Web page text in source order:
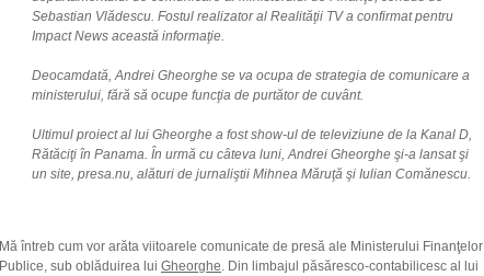
Sebastian Vlădescu. Fostul realizator al Realităţii TV a confirmat pentru
Impact News această informaţie.
Deocamdată, Andrei Gheorghe se va ocupa de strategia de comunicare a
ministerului, fără să ocupe funcţia de purtător de cuvânt.
Ultimul proiect al lui Gheorghe a fost show-ul de televiziune de la Kanal D,
Rătăciţi în Panama. În urmă cu câteva luni, Andrei Gheorghe şi-a lansat şi
un site, presa.nu, alături de jurnaliştii Mihnea Măruţă şi Iulian Comănescu.
Mă întreb cum vor arăta viitoarele comunicate de presă ale Ministerului Finanţelor
Publice, sub oblăduirea lui Gheorghe. Din limbajul păsăresco-contabilicesc al lui